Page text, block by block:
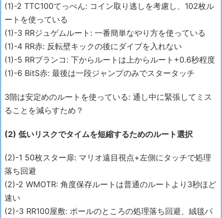
(1)-2 TTC100てっぺん: コイン取り逃しを考慮し、102枚ル
ートを使っている
(1)-3 RRジュゲムルート: 一番簡単なやり方を使っている
(1)-4 RR赤: 反転壁キックの後にダイブを入れない
(1)-5 RRブランコ: 下からルートは上からルート+0.6秒程度
(1)-6 BitS赤: 最後は一段ジャンプのみでスタータッチ
3階は安定めのルートを使っている: 通し中に緊張してミス
ることを減らすため？
(2) 低いリスクでタイムを短縮するためのルート選択
(2)-1 50枚スター扉: マリオ遠目視点+左側にタッチで処理
落ち回避
(2)-2 WMOTR: 角度保存ルートは普通のルートより3秒ほど
速い
(2)-3 RR100屋敷: ポールのところの処理落ち回避、絨毯パ